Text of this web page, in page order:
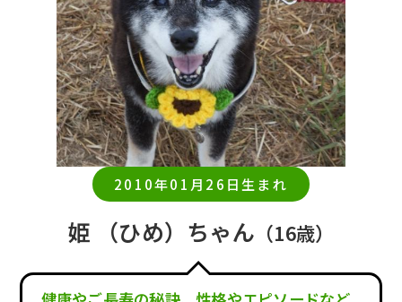
2010年01月26日生まれ
姫 （ひめ）ちゃん （16歳）